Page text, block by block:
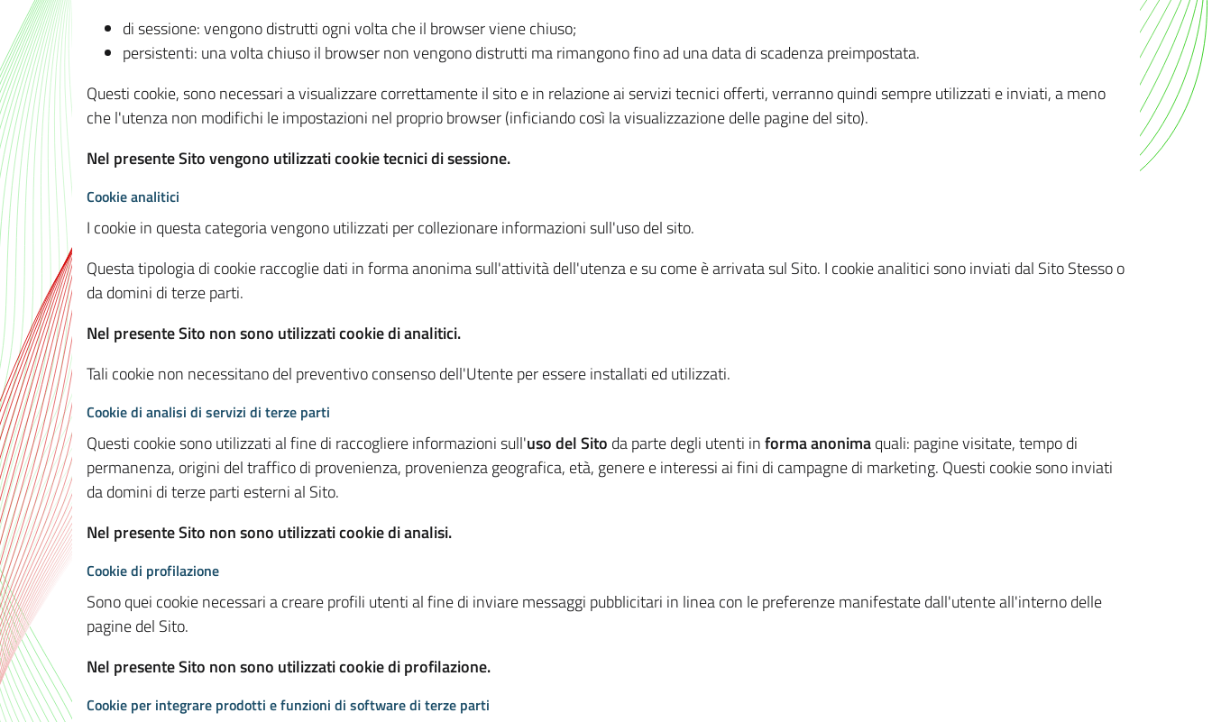
di sessione: vengono distrutti ogni volta che il browser viene chiuso;
persistenti: una volta chiuso il browser non vengono distrutti ma rimangono fino ad una data di scadenza preimpostata.
Questi cookie, sono necessari a visualizzare correttamente il sito e in relazione ai servizi tecnici offerti, verranno quindi sempre utilizzati e inviati, a meno
che l'utenza non modifichi le impostazioni nel proprio browser (inficiando così la visualizzazione delle pagine del sito).
Nel presente Sito vengono utilizzati cookie tecnici di sessione.
Cookie analitici
I cookie in questa categoria vengono utilizzati per collezionare informazioni sull'uso del sito.
Questa tipologia di cookie raccoglie dati in forma anonima sull'attività dell'utenza e su come è arrivata sul Sito. I cookie analitici sono inviati dal Sito Stesso o
da domini di terze parti.
Nel presente Sito non sono utilizzati cookie di analitici.
Tali cookie non necessitano del preventivo consenso dell'Utente per essere installati ed utilizzati.
Cookie di analisi di servizi di terze parti
Questi cookie sono utilizzati al fine di raccogliere informazioni sull'uso del Sito da parte degli utenti informa anonimaquali: pagine visitate, tempo di
permanenza, origini del traffico di provenienza, provenienza geografica, età, genere e interessi ai fini di campagne di marketing. Questi cookie sono inviati
da domini di terze parti esterni al Sito.
Nel presente Sito non sono utilizzati cookie di analisi.
Cookie di profilazione
Sono quei cookie necessari a creare profili utenti al fine di inviare messaggi pubblicitari in linea con le preferenze manifestate dall'utente all'interno delle
pagine del Sito.
Nel presente Sito non sono utilizzati cookie di profilazione.
Cookie per integrare prodotti e funzioni di software di terze parti